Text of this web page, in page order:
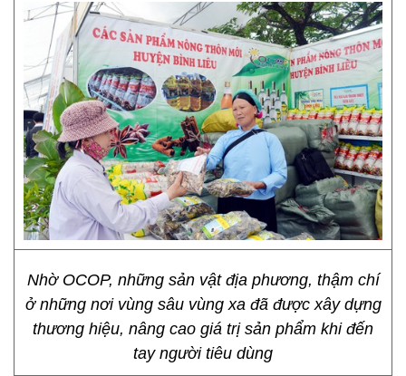
Nhờ OCOP, những sản vật địa phương, thậm chí
ở những nơi vùng sâu vùng xa đã được xây dựng
thương hiệu, nâng cao giá trị sản phẩm khi đến
tay người tiêu dùng